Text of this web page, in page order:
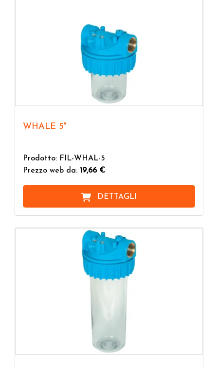
WHALE 5"
Prodotto: FIL-WHAL-5
Prezzo web da: 19,66 €
DETTAGLI